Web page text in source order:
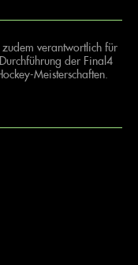
verantwortlich für
der Final4
Meisterschaften.